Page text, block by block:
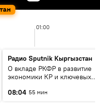
01:00
Радио Sputnik Кыргызстан
О вкладе РКФР в развитие
экономики КР и ключевых
08:04 55 мин